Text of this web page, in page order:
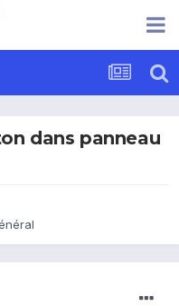
dans panneau